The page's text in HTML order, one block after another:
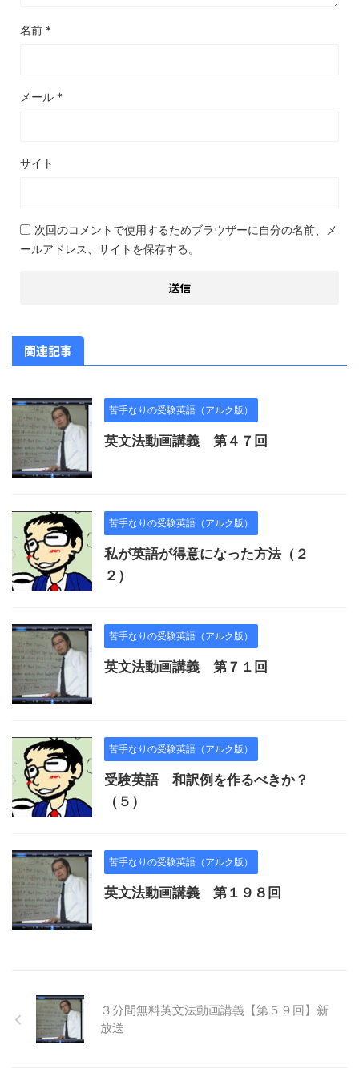
名前 *
メール *
サイト
次回のコメントで使用するためブラウザーに自分の名前、メ
ールアドレス、サイトを保存する。
関連記事
苦手なりの受験英語（アルク版）
英文法動画講義 第４７回
苦手なりの受験英語（アルク版）
私が英語が得意になった方法（２
２）
苦手なりの受験英語（アルク版）
英文法動画講義 第７１回
苦手なりの受験英語（アルク版）
受験英語 和訳例を作るべきか？
（５）
苦手なりの受験英語（アルク版）
英文法動画講義 第１９８回
３分間無料英文法動画講義【第５９回】新
放送